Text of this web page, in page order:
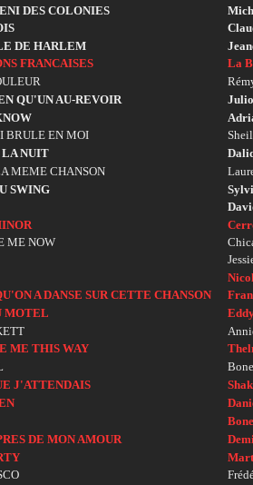
DES COLONIES
DE HARLEM
FRANCAISES La
QU'UN AU-REVOIR
BRULE EN MOI
NUIT
MEME CHANSON
SWING
ME NOW
A DANSE SUR CETTE CHANSON
MOTEL
ME THIS WAY
J'ATTENDAIS
DE MON AMOUR